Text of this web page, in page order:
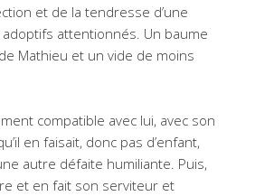
et de la tendresse d’une
attentionnés. Un baume
Mathieu et un vide de moins
compatible avec lui, avec son
en faisait, donc pas d’enfant,
autre défaite humiliante. Puis,
et en fait son serviteur et